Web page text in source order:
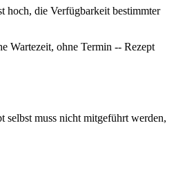
hoch, die Verfügbarkeit bestimmter
Wartezeit, ohne Termin -- Rezept
selbst muss nicht mitgeführt werden,